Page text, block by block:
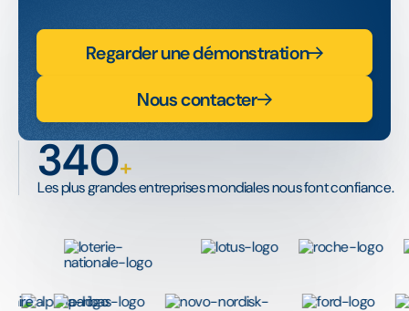
Regarder une démonstration
Nous contacter
340+
Les plus grandes entreprises mondiales nous font confiance.